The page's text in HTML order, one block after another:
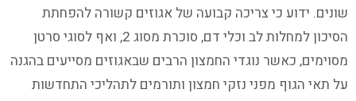
שונים. ידוע כי צריכה קבועה של אגוזים קשורה להפחתת
הסיכון למחלות לב וכלי דם, סוכרת מסוג 2, ואף לסוגי סרטן
מסוימים, כאשר נוגדי החמצון הרבים שבאגוזים מסייעים בהגנה
על תאי הגוף מפני נזקי חמצון ותורמים לתהליכי התחדשות